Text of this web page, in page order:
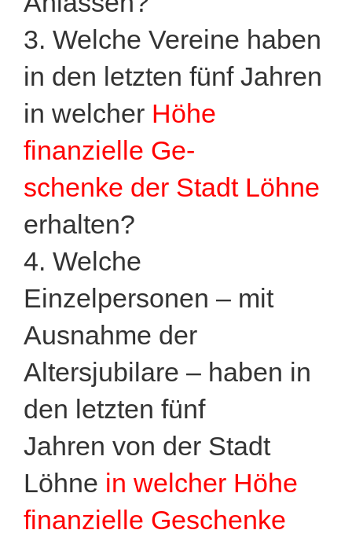
3. Welche Vereine haben
in den letzten fünf Jahren
in welcher Höhe
finanzielle Ge-
schenke der Stadt Löhne
erhalten?
4. Welche
Einzelpersonen – mit
Ausnahme der
Altersjubilare – haben in
den letzten fünf
Jahren von der Stadt
Löhne in welcher Höhe
finanzielle Geschenke